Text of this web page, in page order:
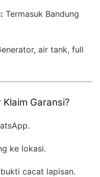
Termasuk Bandung
air tank, full
Garansi?
ke lokasi.
cacat lapisan.